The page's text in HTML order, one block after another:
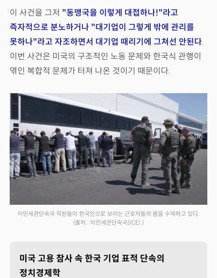
이 사건을 그저 "동맹국을 이렇게 대접하나!"라고
즉자적으로 분노하거나 "대기업이 그렇게 밖에 관리를
못하나"라고 자조하면서 대기업 때리기에 그쳐선 안된다.
이번 사건은 미국의 구조적인 노동 문제와 한국식 관행이
엮인 복합적 문제가 터져 나온 것이기 때문이다.
이민세관단속국 직원들이 한국인으로 보이는 근로자들의 몸을 수색하고 있다.
(출처 : 이민세관단속국(ICE) )
미국 고용 참사 속 한국 기업 표적 단속의
정치경제학